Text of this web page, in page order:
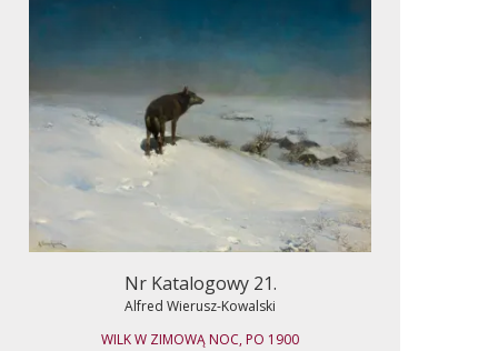
Nr Katalogowy 21.
Alfred Wierusz-Kowalski
WILK W ZIMOWĄ NOC, PO 1900